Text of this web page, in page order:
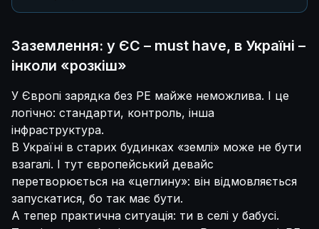
Заземлення: у ЄС – must have, в Україні –
інколи «розкіш»
У Європі зарядка без PE майже неможлива. І це
логічно: стандарти, контроль, інша
інфраструктура.
В Україні в старих будинках «землі» може не бути
взагалі. І тут європейський девайс
перетворюється на «цеглину»: він відмовляється
запускатися, бо так має бути.
А тепер практична ситуація: ти в селі у бабусі.